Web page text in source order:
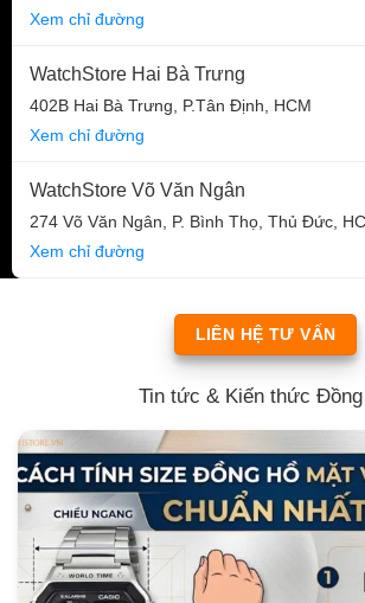
Xem chỉ đường
WatchStore Hai Bà Trưng
402B Hai Bà Trưng, P.Tân Định, HCM
Xem chỉ đường
WatchStore Võ Văn Ngân
274 Võ Văn Ngân, P. Bình Thọ, Thủ Đức,
Xem chỉ đường
LIÊN HỆ TƯ VẤN
Tin tức & Kiến thức